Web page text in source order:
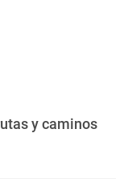
y caminos